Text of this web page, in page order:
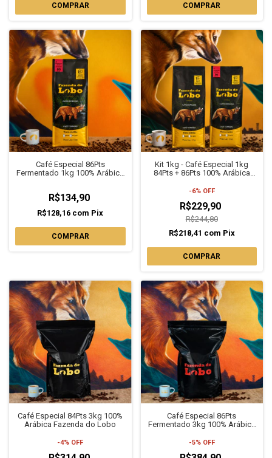
COMPRAR COMPRAR
Café Especial 86Pts
Fermentado 1kg 100% Arábica
R$134,90
R$128,16 com Pix
COMPRAR
Kit 1kg - Café Especial 1kg
84Pts + 86Pts 100% Arábica
-6% OFF
R$229,90
R$244,80
R$218,41 com Pix
COMPRAR
Café Especial 84Pts 3kg 100%
Arábica Fazenda do Lobo
-4% OFF
Café Especial 86Pts
Fermentado 3kg 100% Arábica
-5% OFF